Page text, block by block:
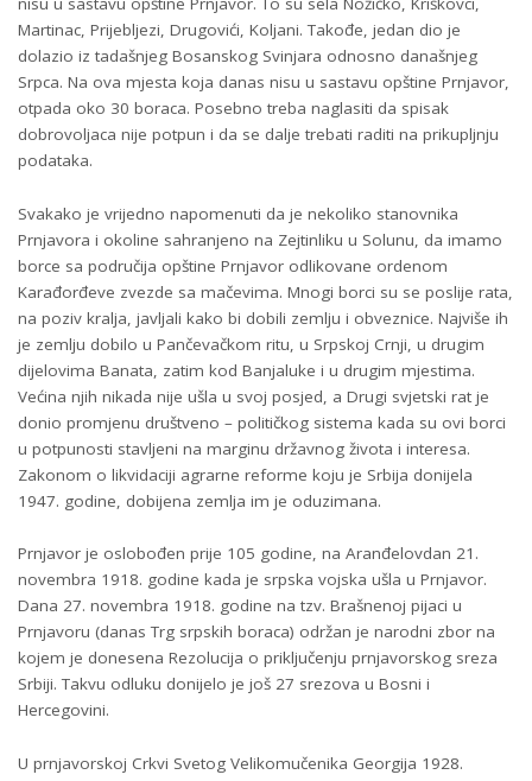
Martinac, Prijebljezi, Drugovići, Koljani. Takođe, jedan dio je
dolazio iz tadašnjeg Bosanskog Svinjara odnosno današnjeg
Srpca. Na ova mjesta koja danas nisu u sastavu opštine Prnjavor,
otpada oko 30 boraca. Posebno treba naglasiti da spisak
dobrovoljaca nije potpun i da se dalje trebati raditi na prikupljnju
podataka.
Svakako je vrijedno napomenuti da je nekoliko stanovnika
Prnjavora i okoline sahranjeno na Zejtinliku u Solunu, da imamo
borce sa područija opštine Prnjavor odlikovane ordenom
Karađorđeve zvezde sa mačevima. Mnogi borci su se poslije rata,
na poziv kralja, javljali kako bi dobili zemlju i obveznice. Najviše ih
je zemlju dobilo u Pančevačkom ritu, u Srpskoj Crnji, u drugim
dijelovima Banata, zatim kod Banjaluke i u drugim mjestima.
Većina njih nikada nije ušla u svoj posjed, a Drugi svjetski rat je
donio promjenu društveno – političkog sistema kada su ovi borci
u potpunosti stavljeni na marginu državnog života i interesa.
Zakonom o likvidaciji agrarne reforme koju je Srbija donijela
1947. godine, dobijena zemlja im je oduzimana.
Prnjavor je oslobođen prije 105 godine, na Aranđelovdan 21.
novembra 1918. godine kada je srpska vojska ušla u Prnjavor.
Dana 27. novembra 1918. godine na tzv. Brašnenoj pijaci u
Prnjavoru (danas Trg srpskih boraca) održan je narodni zbor na
kojem je donesena Rezolucija o priključenju prnjavorskog sreza
Srbiji. Takvu odluku donijelo je još 27 srezova u Bosni i
Hercegovini.
U prnjavorskoj Crkvi Svetog Velikomučenika Georgija 1928.